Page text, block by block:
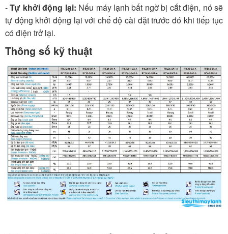
-Tự khởi động lại: Nếu máy lạnh bất ngờ bị cắt điện, nó sẽ
tự động khởi động lại với chế độ cài đặt trước đó khi tiếp tục
có điện trở lại.
Thông số kỹ thuật